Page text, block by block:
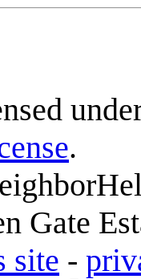
.
Gate
site -